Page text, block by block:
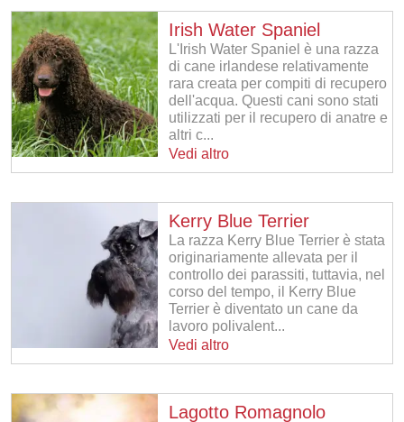
Irish Water Spaniel
L'Irish Water Spaniel è una razza
di cane irlandese relativamente
rara creata per compiti di recupero
dell'acqua. Questi cani sono stati
utilizzati per il recupero di anatre e
altri c...
Vedi altro
Kerry Blue Terrier
La razza Kerry Blue Terrier è stata
originariamente allevata per il
controllo dei parassiti, tuttavia, nel
corso del tempo, il Kerry Blue
Terrier è diventato un cane da
lavoro polivalent...
Vedi altro
Lagotto Romagnolo